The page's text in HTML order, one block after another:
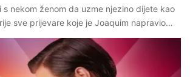
s nekom ženom da uzme njezino dijete kao
sve prijevare koje je Joaquim napravio…